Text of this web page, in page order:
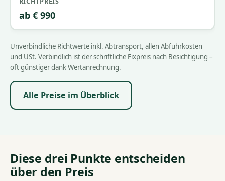
ab € 990
Unverbindliche Richtwerte inkl. Abtransport, allen Abfuhrkosten
und USt. Verbindlich ist der schriftliche Fixpreis nach Besichtigung –
oft günstiger dank Wertanrechnung.
Alle Preise im Überblick
Diese drei Punkte entscheiden
über den Preis